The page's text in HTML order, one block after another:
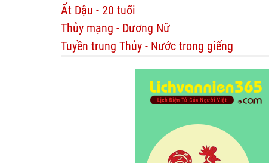
Ất Dậu - 20 tuổi
Thủy mạng - Dương Nữ
Tuyền trung Thủy - Nước trong giếng